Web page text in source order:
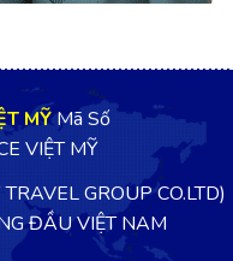
MỸMã Số
VIỆT MỸ
GROUP CO.LTD)
ĐẦU VIỆT NAM